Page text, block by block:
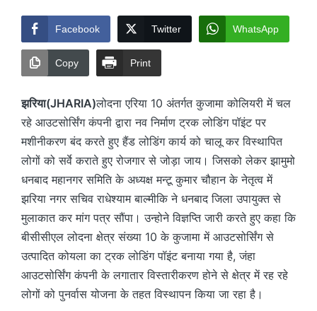
Facebook Twitter WhatsApp
Copy Print
झरिया(JHARIA)लोदना एरिया 10 अंतर्गत कुजामा कोलियरी में चल
रहे आउटसोर्सिंग कंपनी द्वारा नव निर्माण ट्रक लोडिंग पॉइंट पर
मशीनीकरण बंद करते हुए हैंड लोडिंग कार्य को चालू कर विस्थापित
लोगों को सर्वे कराते हुए रोजगार से जोड़ा जाय। जिसको लेकर झामुमो
धनबाद महानगर समिति के अध्यक्ष मन्टू कुमार चौहान के नेतृत्व में
झरिया नगर सचिव राधेश्याम बाल्मीकि ने धनबाद जिला उपायुक्त से
मुलाकात कर मांग पत्र सौंपा। उन्होने विज्ञप्ति जारी करते हुए कहा कि
बीसीसीएल लोदना क्षेत्र संख्या 10 के कुजामा में आउटसोर्सिंग से
उत्पादित कोयला का ट्रक लोडिंग पॉइंट बनाया गया है, जंहा
आउटसोर्सिंग कंपनी के लगातार विस्तारीकरण होने से क्षेत्र में रह रहे
लोगों को पुनर्वास योजना के तहत विस्थापन किया जा रहा है।